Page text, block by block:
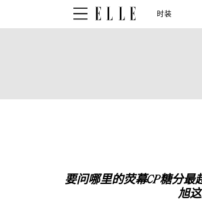
时装
要问哪里的荧幕CP糖分最
旭